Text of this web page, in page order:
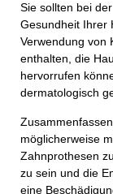
Sie sollten bei
Gesundheit Ihrer
Verwendung von
enthalten, die
hervorrufen
dermatologisch
möglicherweise
Zahnprothesen
zu sein und die
eine